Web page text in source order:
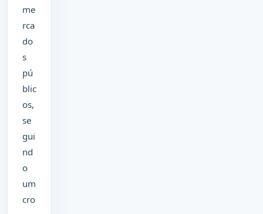
me
rca
do
s
pú
blic
os,
se
gui
nd
o
um
cro